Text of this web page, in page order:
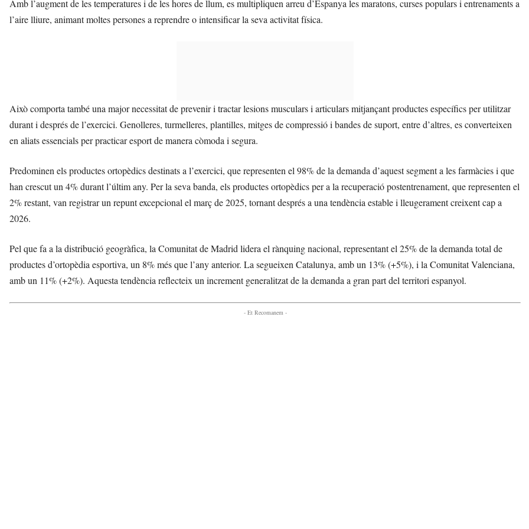
Amb l’augment de les temperatures i de les hores de llum, es multipliquen arreu d’Espanya les maratons, curses populars i entrenaments a
l’aire lliure, animant moltes persones a reprendre o intensificar la seva activitat física.
Això comporta també una major necessitat de prevenir i tractar lesions musculars i articulars mitjançant productes específics per utilitzar
durant i després de l’exercici. Genolleres, turmelleres, plantilles, mitges de compressió i bandes de suport, entre d’altres, es converteixen
en aliats essencials per practicar esport de manera còmoda i segura.
Predominen els productes ortopèdics destinats a l’exercici, que representen el 98% de la demanda d’aquest segment a les farmàcies i que
han crescut un 4% durant l’últim any. Per la seva banda, els productes ortopèdics per a la recuperació postentrenament, que representen el
2% restant, van registrar un repunt excepcional el març de 2025, tornant després a una tendència estable i lleugerament creixent cap a
2026.
Pel que fa a la distribució geogràfica, la Comunitat de Madrid lidera el rànquing nacional, representant el 25% de la demanda total de
productes d’ortopèdia esportiva, un 8% més que l’any anterior. La segueixen Catalunya, amb un 13% (+5%), i la Comunitat Valenciana,
amb un 11% (+2%). Aquesta tendència reflecteix un increment generalitzat de la demanda a gran part del territori espanyol.
- Et Recomanem -